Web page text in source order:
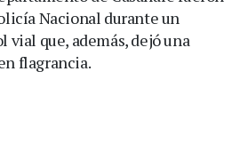
Nacional durante un
vial que, además, dejó una
flagrancia.